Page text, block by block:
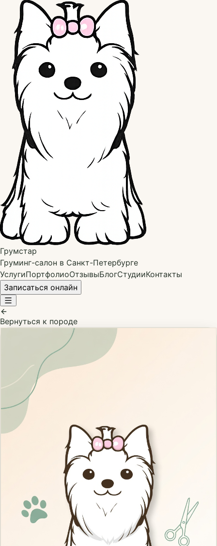
Грумстар
Груминг-салон в Санкт-Петербурге
УслугиПортфолиоОтзывыБлогСтудииКонтакты
Записаться онлайн
Вернуться к породе